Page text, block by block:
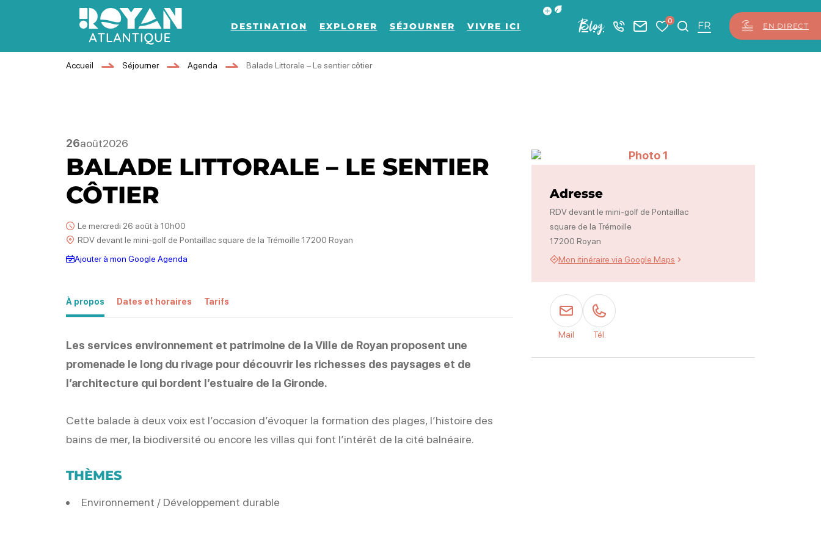
Afficher la barre de navigation du mode éco
Royan Atlantique
DESTINATION EXPLORER SÉJOURNER VIVRE ICI Blog +33 5 46 08 21 00
Nous contacter
Mes favoris
0 Je recherche
FR EN DIRECT
Accueil Séjourner Agenda Balade Littorale – Le sentier côtier
26août2026
BALADE LITTORALE – LE SENTIER
CÔTIER
Le mercredi 26 août à 10h00
RDV devant le mini-golf de Pontaillac square de la Trémoille 17200 Royan
Ajouter à mon Google Agenda
À propos Dates et horaires Tarifs
Les services environnement et patrimoine de la Ville de Royan proposent une
promenade le long du rivage pour découvrir les richesses des paysages et de
l’architecture qui bordent l’estuaire de la Gironde.
Cette balade à deux voix est l’occasion d’évoquer la formation des plages, l’histoire des
bains de mer, la biodiversité ou encore les villas qui font l’intérêt de la cité balnéaire.
THÈMES
Environnement / Développement durable
Photo 1
Adresse
RDV devant le mini-golf de Pontaillac
square de la Trémoille
17200 Royan
Mon itinéraire via Google Maps
Mail Tél.